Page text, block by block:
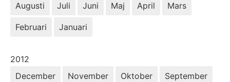
Augusti Juli Juni Maj April Mars
Februari Januari
År:
2012
December
November Oktober September